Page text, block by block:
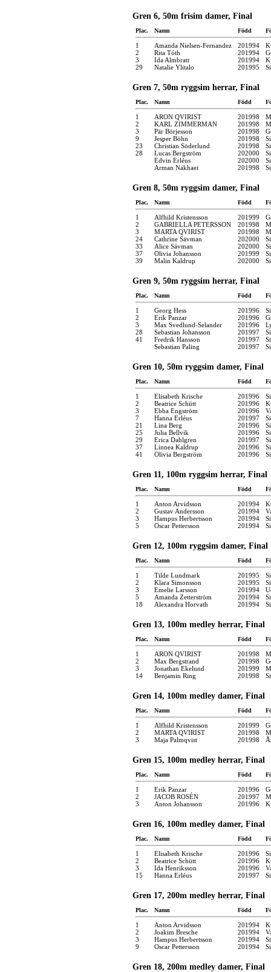
Gren 6, 50m frisim damer, Final
Plac. Namn Född
1 Amanda Nielsen-Fernandez 201994
2
Rita Tóth 201994
3
Ida Almbratt 201994
29
Natalie Ylitalo 201995
Gren 7, 50m ryggsim herrar, Final
Plac. Namn Född
1 ARON QVIRIST 201998
2
KARL ZIMMERMAN 201998
3
Pär Börjesson 201998
9
Jesper Böhn 201998
23
Christian Söderlund 201998
28
Lucas Bergström 202000
Edvin Erléus
202000
Arman Nakhaei
201998
Gren 8, 50m ryggsim damer, Final
Plac. Namn Född
1 Alfhild Kristensson 201999
2
GABRIELLA PETERSSON 201998
3
MARTA QVIRIST 201998
24
Cathrine Sävman 202000
33
Alice Sävman 202000
37
Olivia Johansson 201999
39
Malin Kaldrup 202000
Gren 9, 50m ryggsim herrar, Final
Plac. Namn Född
1 Georg Hess 201996
2
Erik Panzar 201996
3
Max Svedlund-Selander 201996
28
Sebastian Johansson 201997
41
Fredrik Hansson 201997
Sebastian Paling
201997
Gren 10, 50m ryggsim damer, Final
Plac. Namn Född
1 Elisabeth Krische 201996
2
Beatrice Schütt 201996
3
Ebba Engström 201996
7
Hanna Erléus 201997
21
Lina Berg 201996
25
Julia Bellvik 201996
29
Erica Dahlgren 201997
37
Linnea Kaldrup 201996
41
Olivia Bergström 201996
Gren 11, 100m ryggsim herrar, Final
Plac. Namn Född
1 Anton Arvidsson 201994
2
Gustav Andersson 201994
3
Hampus Herbertsson 201994
5
Oscar Pettersson 201994
Gren 12, 100m ryggsim damer, Final
Plac. Namn Född
1 Tilde Lundmark 201995
2
Klara Simonsson 201995
3
Emelie Larsson 201994
5
Amanda Zetterström 201994
18
Alexandra Horvath 201994
Gren 13, 100m medley herrar, Final
Plac. Namn Född
1 ARON QVIRIST 201998
2
Max Bergstrand 201998
3
Jonathan Ekelund 201999
14
Benjamin Ring 201998
Gren 14, 100m medley damer, Final
Plac. Namn Född
1 Alfhild Kristensson 201999
2
MARTA QVIRIST 201998
3
Maja Palmqvist 201998
Gren 15, 100m medley herrar, Final
Plac. Namn Född
1 Erik Panzar 201996
2
JACOB ROSÉN 201997
3
Anton Johansson 201996
Gren 16, 100m medley damer, Final
Plac. Namn Född
1 Elisabeth Krische 201996
2
Beatrice Schütt 201996
3
Ida Henriksson 201996
15
Hanna Erléus 201997
Gren 17, 200m medley herrar, Final
Plac. Namn Född
1 Anton Arvidsson 201994
2
Joakim Bresche 201994
3
Hampus Herbertsson 201994
9
Oscar Pettersson 201994
Gren 18, 200m medley damer, Final